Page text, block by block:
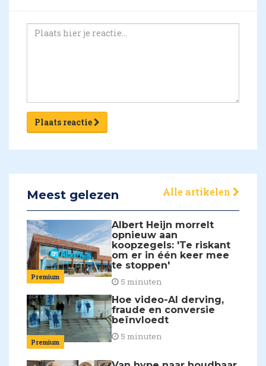
Plaats reactie
Meest gelezen Alle artikelen
Premium
Albert Heijn morrelt
opnieuw aan
koopzegels: 'Te riskant
om er in één keer mee
te stoppen'
5 minuten
Premium
Hoe video-AI derving,
fraude en conversie
beïnvloedt
5 minuten